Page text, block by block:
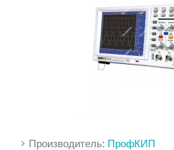
Производитель: ПрофКИП